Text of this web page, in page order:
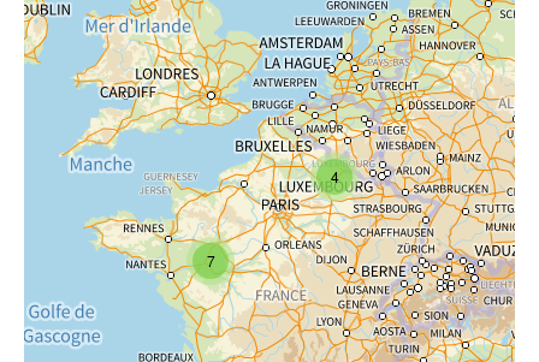
4
7